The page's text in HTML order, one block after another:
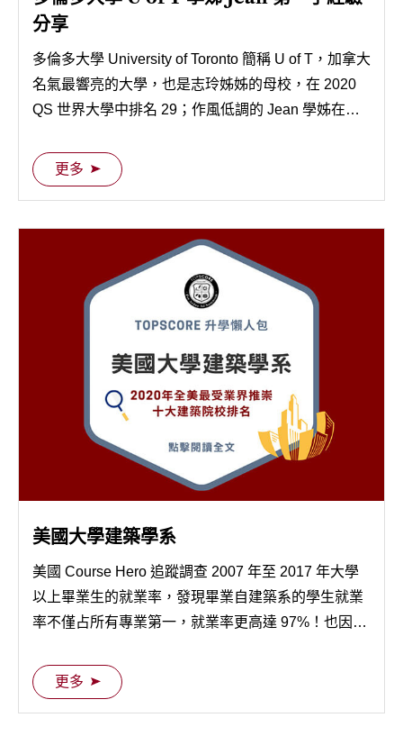
分享
多倫多大學 University of Toronto 簡稱 U of T，加拿大
名氣最響亮的大學，也是志玲姊姊的母校，在 2020
QS 世界大學中排名 29；作風低調的 Jean 學姊在我
的所見所聞，還不快跟著 Jean 學姊一窺這座加拿大
百年名校的真實面貌！
更多
美國大學建築學系
美國 Course Hero 追蹤調查 2007 年至 2017 年大學
以上畢業生的就業率，發現畢業自建築系的學生就業
率不僅占所有專業第一，就業率更高達 97%！也因此
也越來越高。 顧問群同樣為讀者歸納了五項有關美國
大學建築系的重點，要帶大家一探究竟…
更多